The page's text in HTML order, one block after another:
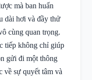
mà ban huấn
dài hơi và đầy thử
cùng quan trọng.
tiếp không chỉ giúp
gửi đi một thông
về sự quyết tâm và